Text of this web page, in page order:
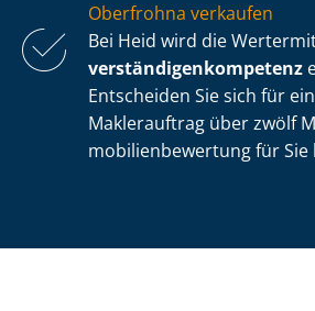
Oberfrohna verkaufen
Bei Heid wird die
ver­stän­di­gen­kom­pe­tenz
Entscheiden Sie sich für
Maklerauftrag über zwölf
mo­bi­li­en­be­wer­tung für Sie